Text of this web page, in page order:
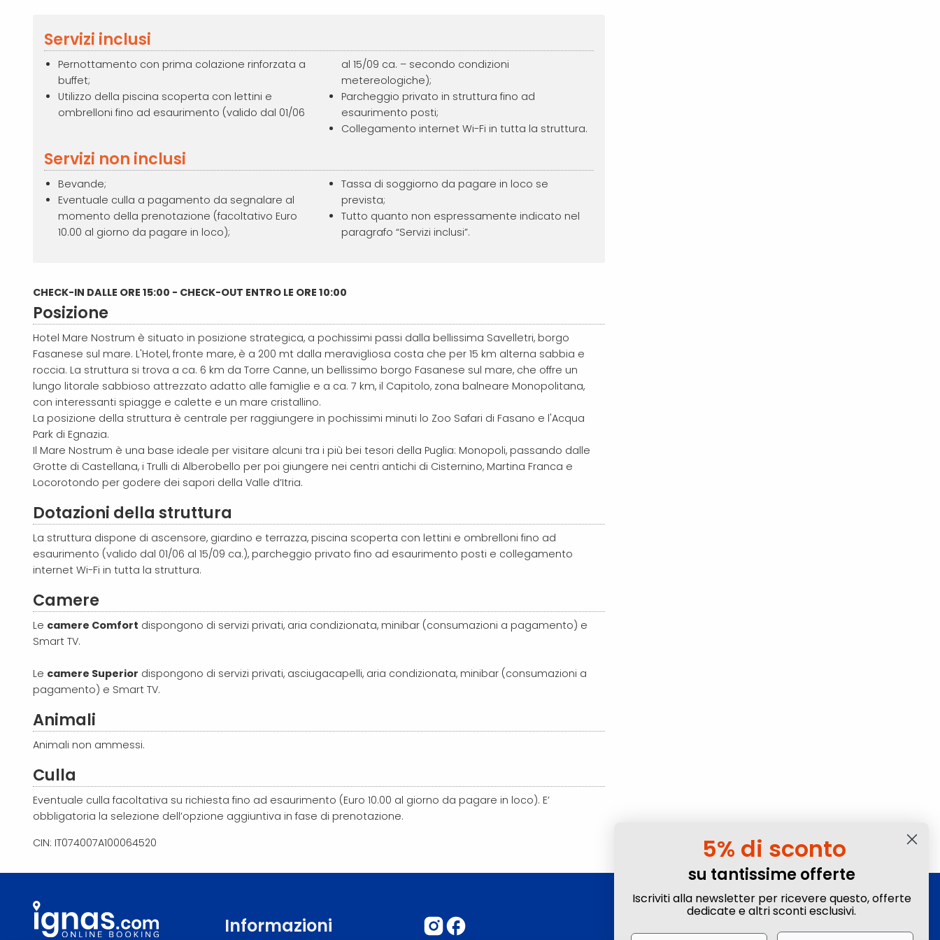
Servizi inclusi
Pernottamento con prima colazione rinforzata a
buffet;
Utilizzo della piscina scoperta con lettini e
ombrelloni fino ad esaurimento (valido dal 01/06
al 15/09 ca. – secondo condizioni
metereologiche);
Parcheggio privato in struttura fino ad
esaurimento posti;
Collegamento internet Wi-Fi in tutta la struttura.
Servizi non inclusi
Bevande;
Eventuale culla a pagamento da segnalare al
momento della prenotazione (facoltativo Euro
10.00 al giorno da pagare in loco);
Tassa di soggiorno da pagare in loco se
prevista;
Tutto quanto non espressamente indicato nel
paragrafo “Servizi inclusi”.
CHECK-IN DALLE ORE 15:00 - CHECK-OUT ENTRO LE ORE 10:00
Posizione
Hotel Mare Nostrum è situato in posizione strategica, a pochissimi passi dalla bellissima Savelletri, borgo
Fasanese sul mare. L'Hotel, fronte mare, è a 200 mt dalla meravigliosa costa che per 15 km alterna sabbia e
roccia. La struttura si trova a ca. 6 km da Torre Canne, un bellissimo borgo Fasanese sul mare, che offre un
lungo litorale sabbioso attrezzato adatto alle famiglie e a ca. 7 km, il Capitolo, zona balneare Monopolitana,
con interessanti spiagge e calette e un mare cristallino.
La posizione della struttura è centrale per raggiungere in pochissimi minuti lo Zoo Safari di Fasano e l'Acqua
Park di Egnazia.
Il Mare Nostrum è una base ideale per visitare alcuni tra i più bei tesori della Puglia: Monopoli, passando dalle
Grotte di Castellana, i Trulli di Alberobello per poi giungere nei centri antichi di Cisternino, Martina Franca e
Locorotondo per godere dei sapori della Valle d’Itria.
Dotazioni della struttura
La struttura dispone di ascensore, giardino e terrazza, piscina scoperta con lettini e ombrelloni fino ad
esaurimento (valido dal 01/06 al 15/09 ca.), parcheggio privato fino ad esaurimento posti e collegamento
internet Wi-Fi in tutta la struttura.
Camere
Le camere Comfort dispongono di servizi privati, aria condizionata, minibar (consumazioni a pagamento) e
Smart TV.
Le camere Superior dispongono di servizi privati, asciugacapelli, aria condizionata, minibar (consumazioni a
pagamento) e Smart TV.
Animali
Animali non ammessi.
Culla
Eventuale culla facoltativa su richiesta fino ad esaurimento (Euro 10.00 al giorno da pagare in loco). E’
obbligatoria la selezione dell’opzione aggiuntiva in fase di prenotazione.
CIN: IT074007A100064520
Informazioni
Iscriviti alla Newsletter
Ottieni sconti e vantaggi esclusivi! Subito un
5% di sconto
su tantissime offerte
Iscriviti alla newsletter per ricevere questo, offerte
dedicate e altri sconti esclusivi.